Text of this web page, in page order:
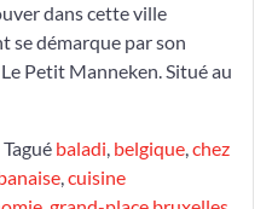
dans cette ville
se démarque par son
Petit Manneken. Situé au
Tagué baladi, belgique,chez
,cuisine